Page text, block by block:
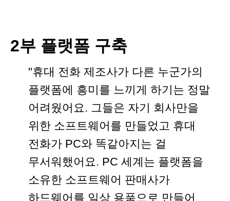
2부 플랫폼 구축
"휴대 전화 제조사가 다른 누군가의
플랫폼에 흥미를 느끼게 하기는 정말
어려웠어요. 그들은 자기 회사만을
위한 소프트웨어를 만들었고 휴대
전화가 PC와 똑같아지는 걸
무서워했어요. PC 세계는 플랫폼을
소유한 소프트웨어 판매사가
하드웨어를 일상 용품으로 만들어